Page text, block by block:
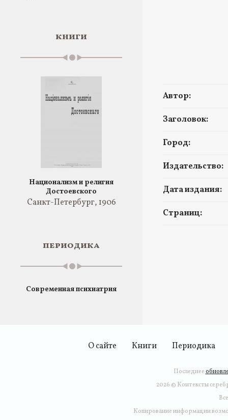
книги
Национализм и религия
Достоевского
Санкт-Петербург, 1906
периодика
Современная психиатрия
Автор:
Заголовок:
Город:
Издательство:
Дата издания:
Страниц:
О сайте Книги Периодика
Последнее
2026 © Контексты
Копирование информации